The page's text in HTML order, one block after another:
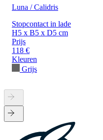
Luna / Calidris
Stopcontact in lade
H5 x B5 x D5 cm
Prijs
118 €
Kleuren
Grijs